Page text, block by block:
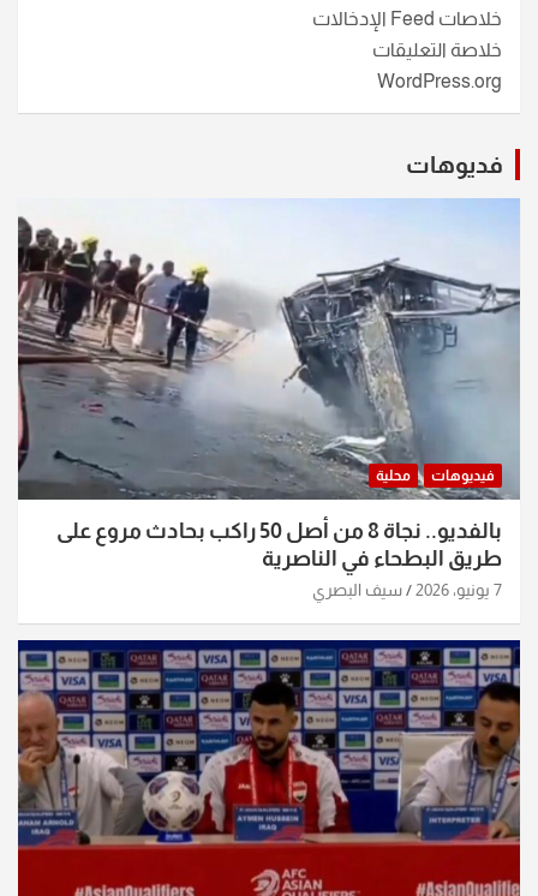
خلاصات Feed الإدخالات
خلاصة التعليقات
WordPress.org
فديوهات
فيديوهات محلية
بالفديو.. نجاة 8 من أصل 50 راكب بحادث مروع على
طريق البطحاء في الناصرية
7 يونيو، 2026 سيف البصري